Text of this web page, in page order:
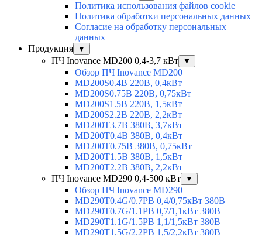
Политика использования файлов cookie
Политика обработки персональных данных
Согласие на обработку персональных
данных
Продукция
▼
ПЧ Inovance MD200 0,4-3,7 кВт ▼
Обзор ПЧ Inovance MD200
MD200S0.4B 220В, 0,4кВт
MD200S0.75B 220В, 0,75кВт
MD200S1.5B 220В, 1,5кВт
MD200S2.2B 220В, 2,2кВт
MD200T3.7B 380В, 3,7кВт
MD200T0.4B 380В, 0,4кВт
MD200T0.75B 380В, 0,75кВт
MD200T1.5B 380В, 1,5кВт
MD200T2.2B 380В, 2,2кВт
ПЧ Inovance MD290 0,4-500 кВт
▼
Обзор ПЧ Inovance MD290
MD290T0.4G/0.7PB 0,4/0,75кВт 380В
MD290T0.7G/1.1PB 0,7/1,1кВт 380В
MD290T1.1G/1.5PB 1,1/1,5кВт 380В
MD290T1.5G/2.2PB 1,5/2,2кВт 380В